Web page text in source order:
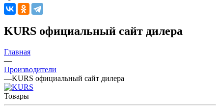
KURS официальный сайт дилера
Главная
—
Производители
—KURS официальный сайт дилера
Товары